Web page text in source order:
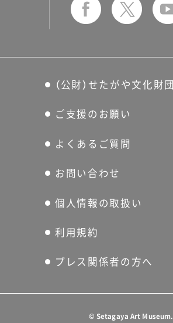
（公財）せたがや文化財団
ご支援のお願い
よくあるご質問
お問い合わせ
個人情報の取扱い
利用規約
プレス関係者の方へ
© Setagaya Art Museum.